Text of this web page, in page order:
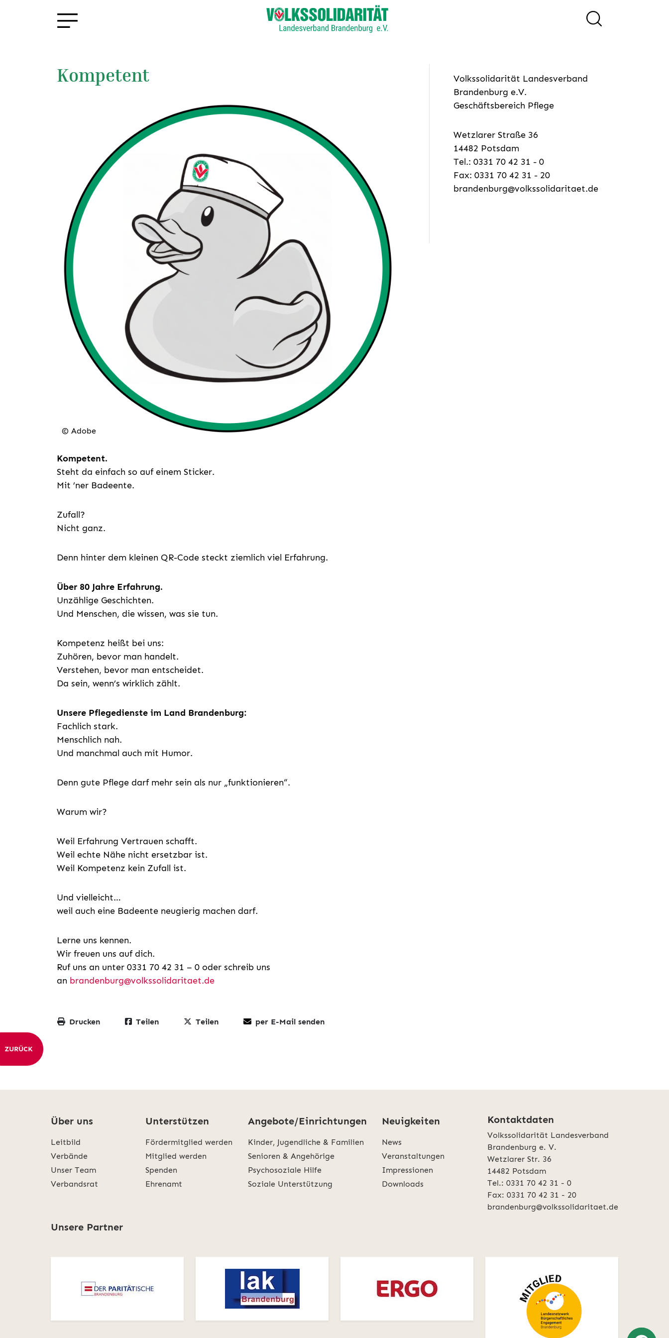
Kompetent
© Adobe
Kompetent.
Steht da einfach so auf einem Sticker.
Mit ’ner Badeente.
Zufall?
Nicht ganz.
Denn hinter dem kleinen QR-Code steckt ziemlich viel Erfahrung.
Über 80 Jahre Erfahrung.
Unzählige Geschichten.
Und Menschen, die wissen, was sie tun.
Kompetenz heißt bei uns:
Zuhören, bevor man handelt.
Verstehen, bevor man entscheidet.
Da sein, wenn’s wirklich zählt.
Unsere Pflegedienste im Land Brandenburg:
Fachlich stark.
Menschlich nah.
Und manchmal auch mit Humor.
Denn gute Pflege darf mehr sein als nur „funktionieren“.
Warum wir?
Weil Erfahrung Vertrauen schafft.
Weil echte Nähe nicht ersetzbar ist.
Weil Kompetenz kein Zufall ist.
Und vielleicht…
weil auch eine Badeente neugierig machen darf.
Lerne uns kennen.
Wir freuen uns auf dich.
Ruf uns an unter 0331 70 42 31 – 0 oder schreib uns
an brandenburg@volkssolidaritaet.de
Drucken Teilen Teilen per E-Mail senden
Volkssolidarität Landesverband
Brandenburg e.V.
Geschäftsbereich Pflege
Wetzlarer Straße 36
14482 Potsdam
Tel.: 0331 70 42 31 - 0
Fax: 0331 70 42 31 - 20
brandenburg@volkssolidaritaet.de
ZURÜCK
Über uns
Leitbild
Verbände
Unser Team
Verbandsrat
Unterstützen
Fördermitglied werden
Mitglied werden
Spenden
Ehrenamt
Angebote/Einrichtungen
Kinder, Jugendliche & Familien
Senioren & Angehörige
Psychosoziale Hilfe
Soziale Unterstützung
Neuigkeiten
News
Veranstaltungen
Impressionen
Downloads
Kontaktdaten
Volkssolidarität Landesverband
Brandenburg e. V.
Wetzlarer Str. 36
14482 Potsdam
Tel.: 0331 70 42 31 - 0
Fax: 0331 70 42 31 - 20
brandenburg@volkssolidaritaet.de
Unsere Partner